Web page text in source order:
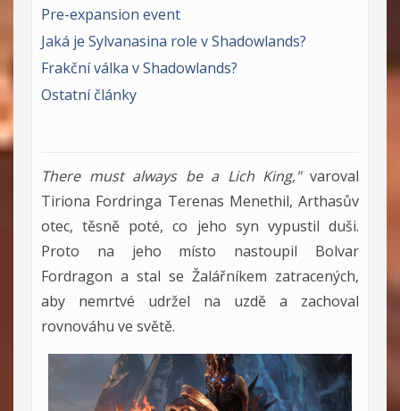
Pre-expansion event
Jaká je Sylvanasina role v Shadowlands?
Frakční válka v Shadowlands?
Ostatní články
There must always be a Lich King,"varoval
Tiriona Fordringa Terenas Menethil, Arthasův
otec, těsně poté, co jeho syn vypustil duši.
Proto na jeho místo nastoupil Bolvar
Fordragon a stal se Žalářníkem zatracených,
aby nemrtvé udržel na uzdě a zachoval
rovnováhu ve světě.